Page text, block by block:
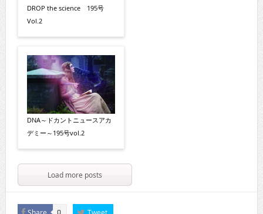
DROP the science 195号
Vol.2
DNA～ドカントニュースアカ
デミー～195号vol.2
Load more posts
0